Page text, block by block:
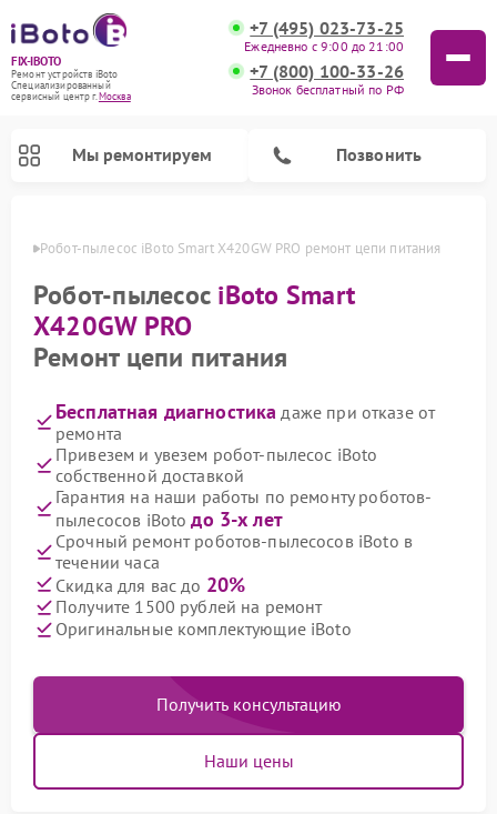
FIX-IBOTO
Ремонт устройств iBoto
Специализированный
cервисный центр г.Москва
+7 (495) 023-73-25
Ежедневно с 9:00 до 21:00
+7 (800) 100-33-26
Звонок бесплатный по РФ
Мы ремонтируем Позвонить
Робот-пылесос iBoto Smart Х420GW PRO ремонт цепи питания
Робот-пылесос iBoto Smart
Х420GW PRO
Ремонт цепи питания
Бесплатная диагностика даже при отказе от
ремонта
Привезем и увезем робот-пылесос iBoto
собственной доставкой
Гарантия на наши работы по ремонту роботов-
пылесосов iBotoдо 3-х лет
Срочный ремонт роботов-пылесосов iBoto в
течении часа
Скидка для вас до 20%
Получите 1500 рублей на ремонт
Оригинальные комплектующие iBoto
Получить консультацию
Наши цены